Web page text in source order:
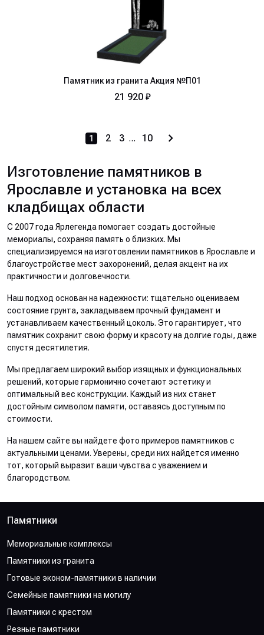
Памятник из гранита Акция №П01
21 920 ₽
1 2 3 ... 10
Изготовление памятников в
Ярославле и установка на всех
кладбищах области
С 2007 года Ярлегенда помогает создать достойные
мемориалы, сохраняя память о близких. Мы
специализируемся на изготовлении памятников в Ярославле и
благоустройстве мест захоронений, делая акцент на их
практичности и долговечности.
Наш подход основан на надежности: тщательно оцениваем
состояние грунта, закладываем прочный фундамент и
устанавливаем качественный цоколь. Это гарантирует, что
памятник сохранит свою форму и красоту на долгие годы, даже
спустя десятилетия.
Мы предлагаем широкий выбор изящных и функциональных
решений, которые гармонично сочетают эстетику и
оптимальный вес конструкции. Каждый из них станет
достойным символом памяти, оставаясь доступным по
стоимости.
На нашем сайте вы найдете фото примеров памятников с
актуальными ценами. Уверены, среди них найдется именно
тот, который выразит ваши чувства с уважением и
благородством.
Памятники
Мемориальные комплексы
Памятники из гранита
Готовые эконом-памятники в наличии
Семейные памятники на могилу
Памятники с крестом
Резные памятники